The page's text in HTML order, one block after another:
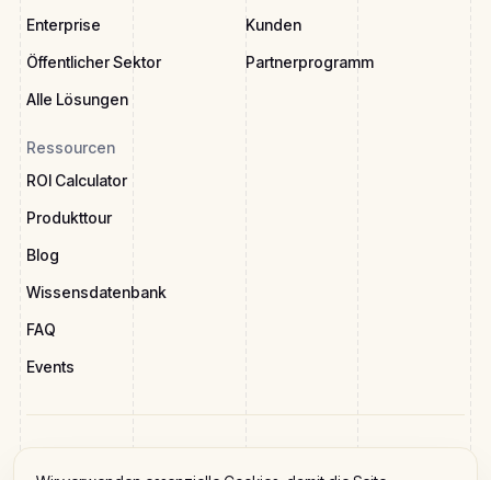
Enterprise
Öffentlicher Sektor
Alle Lösungen
Kunden
Partnerprogramm
Ressourcen
ROI Calculator
Produkttour
Blog
Wissensdatenbank
FAQ
Events